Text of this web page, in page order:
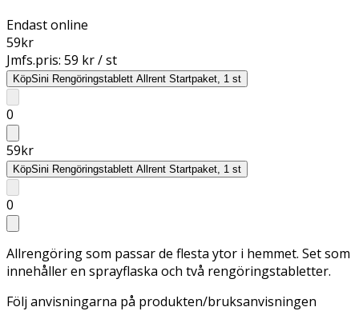
Endast online
59kr
Jmfs.pris: 59 kr / st
KöpSini Rengöringstablett Allrent Startpaket, 1 st
0
59kr
KöpSini Rengöringstablett Allrent Startpaket, 1 st
0
Allrengöring som passar de flesta ytor i hemmet. Set som
innehåller en sprayflaska och två rengöringstabletter.
Följ anvisningarna på produkten/bruksanvisningen